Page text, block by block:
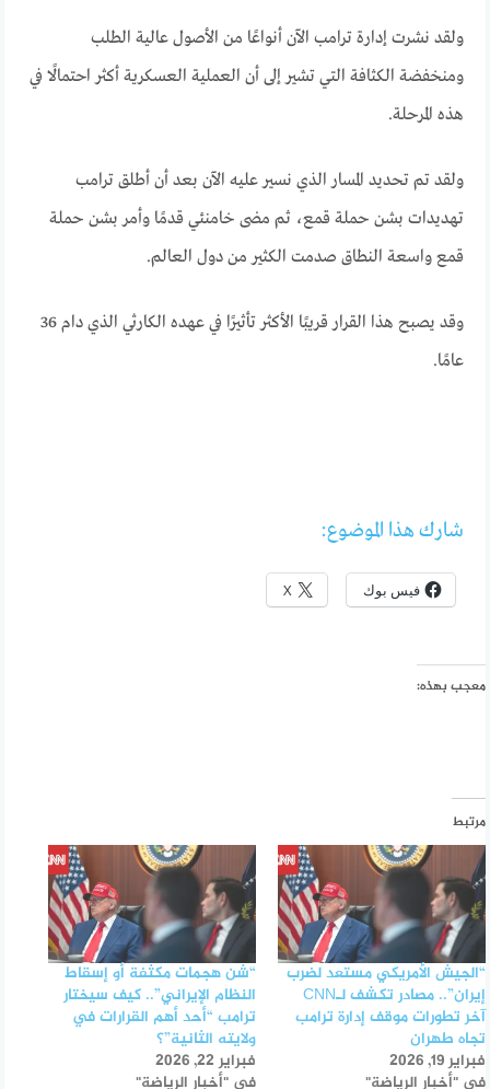
ولقد نشرت إدارة ترامب الآن أنواعًا من الأصول عالية الطلب
ومنخفضة الكثافة التي تشير إلى أن العملية العسكرية أكثر احتمالًا في
هذه المرحلة.
ولقد تم تحديد المسار الذي نسير عليه الآن بعد أن أطلق ترامب
تهديدات بشن حملة قمع، ثم مضى خامنئي قدمًا وأمر بشن حملة
قمع واسعة النطاق صدمت الكثير من دول العالم.
وقد يصبح هذا القرار قريبًا الأكثر تأثيرًا في عهده الكارثي الذي دام 36
عامًا.
شارك هذا الموضوع:
فيس بوك X
معجب بهذه:
مرتبط
“الجيش الأمريكي مستعد لضرب
إيران”.. مصادر تكشف لـCNN
آخر تطورات موقف إدارة ترامب
تجاه طهران
فبراير 19, 2026
في "أخبار الرياضة"
“شن هجمات مكثفة أو إسقاط
النظام الإيراني”.. كيف سيختار
ترامب “أحد أهم القرارات في
ولايته الثانية”؟
فبراير 22, 2026
في "أخبار الرياضة"